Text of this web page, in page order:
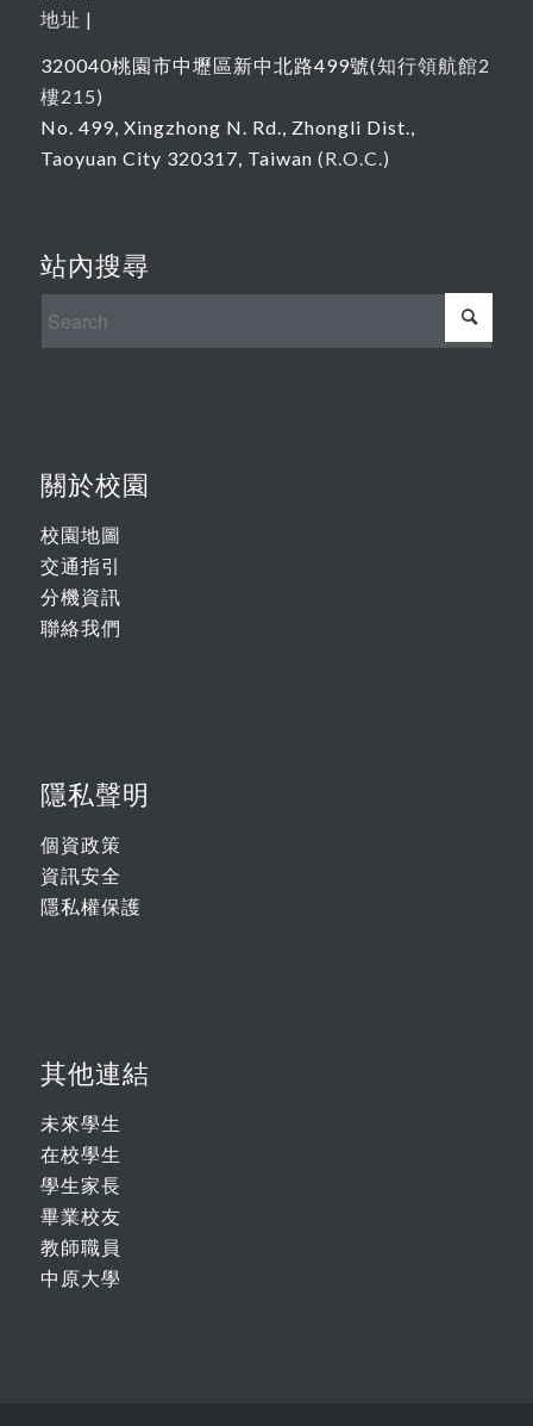
地址 |
320040桃園市中壢區新中北路499號(知行領航館2
樓215)
No. 499, Xingzhong N. Rd., Zhongli Dist.,
Taoyuan City 320317, Taiwan (R.O.C.)
站內搜尋
關於校園
校園地圖
交通指引
分機資訊
聯絡我們
隱私聲明
個資政策
資訊安全
隱私權保護
其他連結
未來學生
在校學生
學生家長
畢業校友
教師職員
中原大學